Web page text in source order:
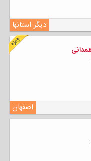
دیگر استانها
اصفهان